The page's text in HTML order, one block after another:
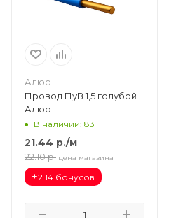
Алюр
Провод ПуВ 1,5 голубой
Алюр
В наличии: 83
21.44 р./м
22.10 р. цена магазина
+2.14 бонусов